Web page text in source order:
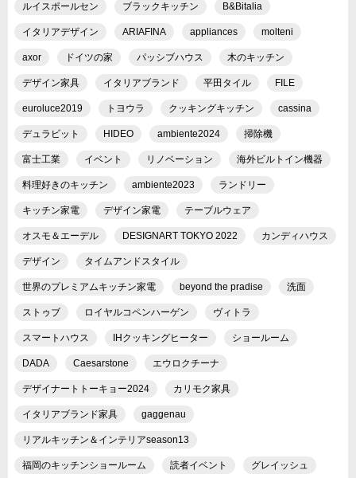
ルイスポールセン ブラックキッチン B&Bitalia
イタリアデザイン ARIAFINA appliances molteni
axor ドイツの家 パッシブハウス 木のキッチン
デザイン家具 イタリアブランド 平田タイル FILE
euroluce2019 トヨウラ クッキングキッチン cassina
デュラビット HIDEO ambiente2024 掃除機
富士工業 イベント リノベーション 海外ビルトイン機器
料理好きのキッチン ambiente2023 ランドリー
キッチン家電 デザイン家電 テーブルウェア
オスモ＆エーデル DESIGNART TOKYO 2022 カンディハウス
デザイン タイムアンドスタイル
世界のプレミアムキッチン家電 beyond the pradise 洗面
ストゥブ ロイヤルコペンハーゲン ヴィトラ
スマートハウス IHクッキングヒーター ショールーム
DADA Caesarstone エウロクチーナ
デザイナートトーキョー2024 カリモク家具
イタリアブランド家具 gaggenau
リアルキッチン＆インテリアseason13
福岡のキッチンショールーム 読者イベント グレイッシュ